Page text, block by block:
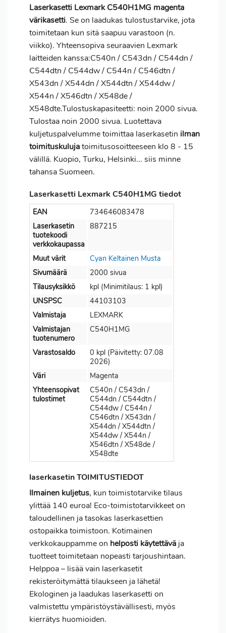
Laserkasetti Lexmark C540H1MG magenta
värikasetti. Se on laadukas tulostustarvike, jota
toimitetaan kun sitä saapuu varastoon (n.
viikko). Yhteensopiva seuraavien Lexmark
laitteiden kanssa:C540n / C543dn / C544dn /
C544dtn / C544dw / C544n / C546dtn /
X543dn / X544dn / X544dtn / X544dw /
X544n / X546dtn / X548de /
X548dte.Tulostuskapasiteetti: noin 2000 sivua.
Tulostaa noin 2000 sivua. Luotettava
kuljetuspalvelumme toimittaa laserkasetin ilman
toimituskulujatoimitusosoitteeseen klo 8 - 15
välillä. Kuopio, Turku, Helsinki... siis minne
tahansa Suomeen.
Laserkasetti Lexmark C540H1MG tiedot
EAN
734646083478
Laserkasetin
tuotekoodi
verkkokaupassa
887215
Muut värit Cyan Keltainen Musta
Sivumäärä
2000 sivua
Tilausyksikkö
kpl (Minimitilaus: 1 kpl)
UNSPSC
44103103
Valmistaja
LEXMARK
Valmistajan
tuotenumero
C540H1MG
Varastosaldo
0 kpl (Päivitetty: 07.08
2026)
Väri
Magenta
Yhteensopivat
tulostimet
C540n / C543dn /
C544dn / C544dtn /
C544dw / C544n /
C546dtn / X543dn /
X544dn / X544dtn /
X544dw / X544n /
X546dtn / X548de /
X548dte
laserkasetin TOIMITUSTIEDOT
Ilmainen kuljetus, kun toimistotarvike tilaus
ylittää 140 euroa! Eco-toimistotarvikkeet on
taloudellinen ja tasokas laserkasettien
ostopaikka toimistoon. Kotimainen
verkkokauppamme on helposti käytettävä ja
tuotteet toimitetaan nopeasti tarjoushintaan.
Helppoa – lisää vain laserkasetit
rekisteröitymättä tilaukseen ja lähetä!
Ekologinen ja laadukas laserkasetti on
valmistettu ympäristöystävällisesti, myös
kierrätys huomioiden.